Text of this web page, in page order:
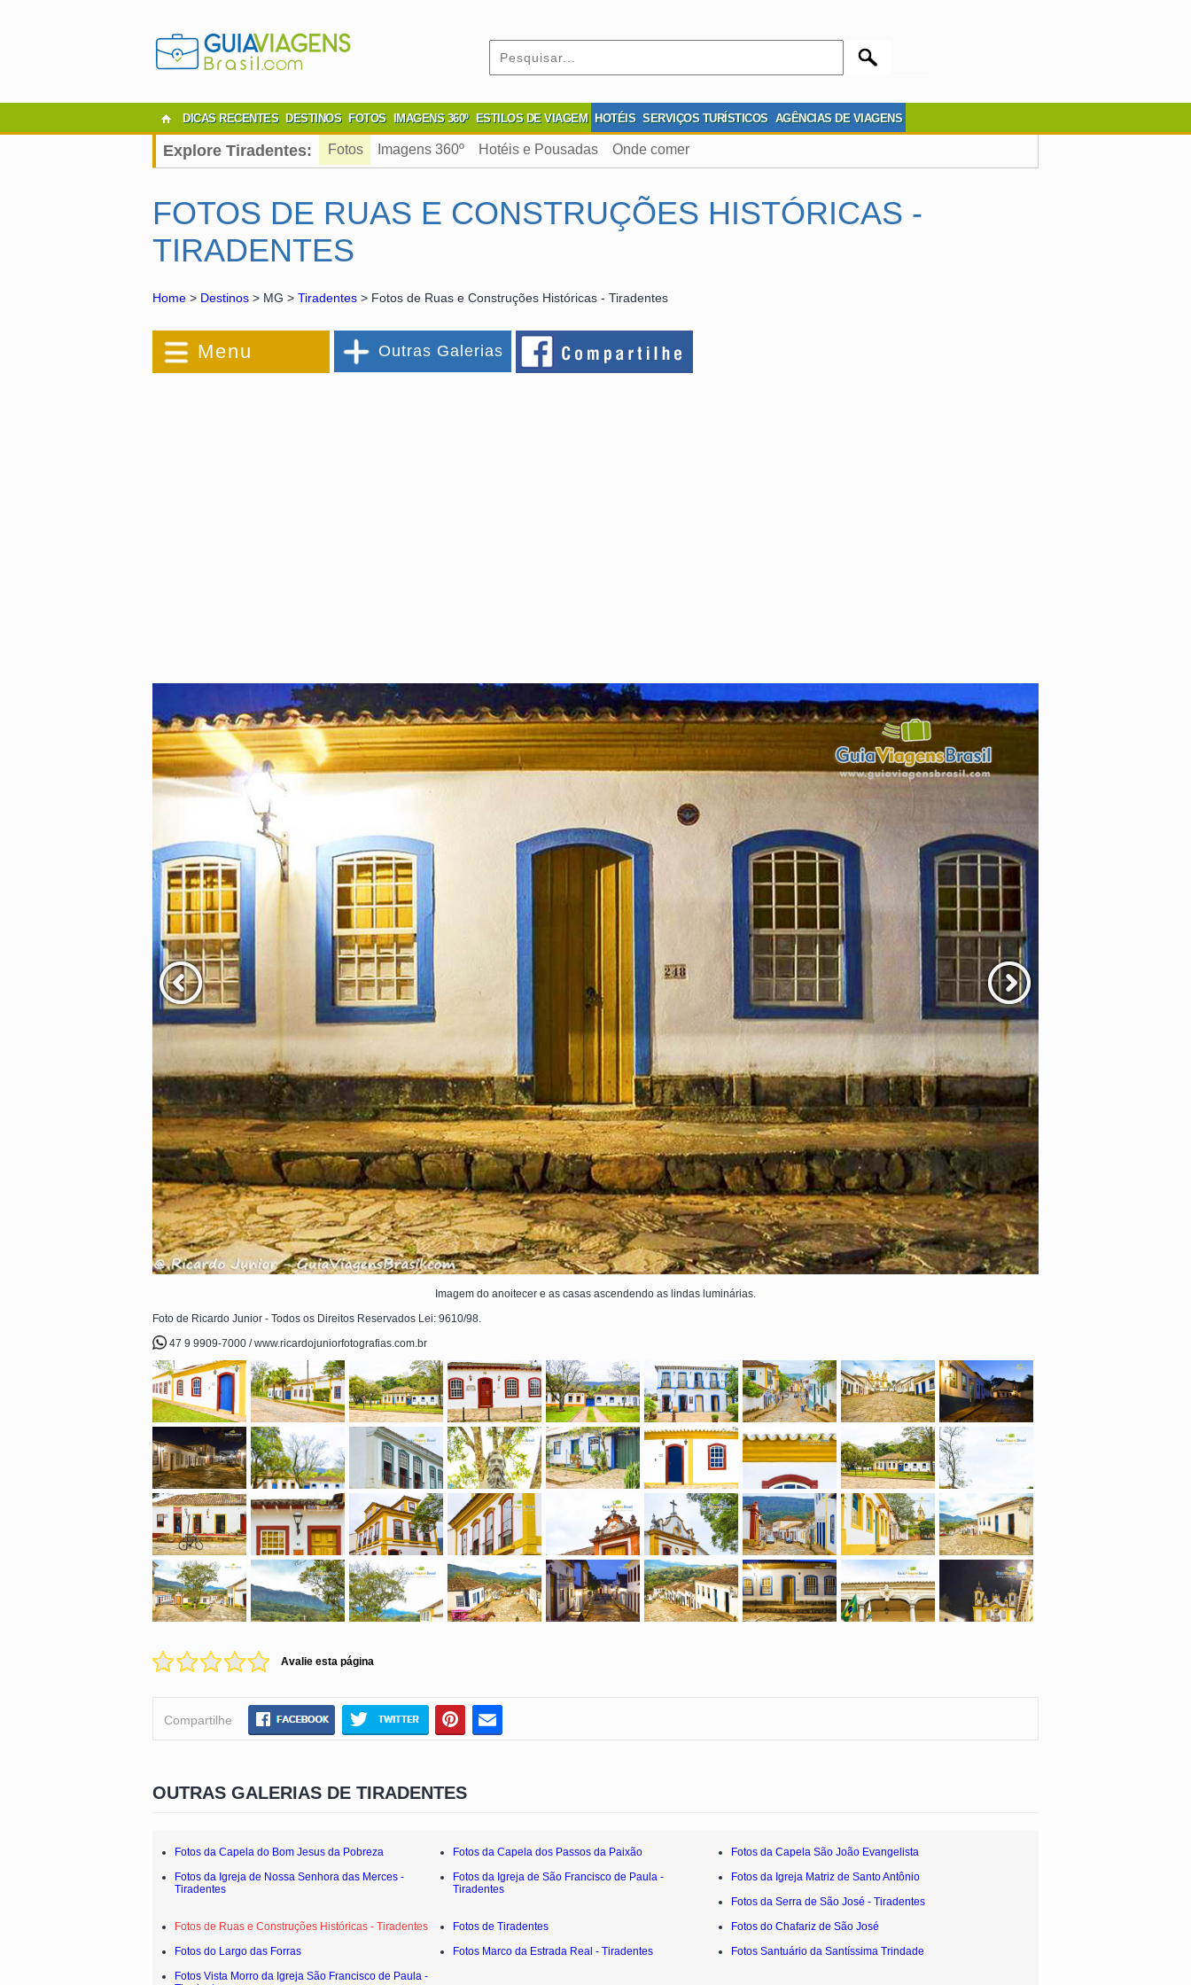
DICAS RECENTES DESTINOS FOTOS IMAGENS 360º ESTILOS DE VIAGEM HOTÉIS SERVIÇOS TURÍSTICOS AGÊNCIAS DE VIAGENS
Explore Tiradentes: Fotos Imagens 360º Hotéis e Pousadas Onde comer
FOTOS DE RUAS E CONSTRUÇÕES HISTÓRICAS -
TIRADENTES
Home > Destinos > MG > Tiradentes > Fotos de Ruas e Construções Históricas - Tiradentes
Menu Outras Galerias
Imagem do anoitecer e as casas ascendendo as lindas luminárias.
Foto de Ricardo Junior - Todos os Direitos Reservados Lei: 9610/98.
47 9 9909-7000 / www.ricardojuniorfotografias.com.br
Avalie esta página
Compartilhe
OUTRAS GALERIAS DE TIRADENTES
Fotos da Capela do Bom Jesus da Pobreza Fotos da Capela dos Passos da Paixão
Fotos da Capela São João Evangelista
Fotos da Igreja de Nossa Senhora das Merces -
Tiradentes
Fotos da Igreja de São Francisco de Paula -
Tiradentes
Fotos da Igreja Matriz de Santo Antônio
Fotos da Serra de São José - Tiradentes
Fotos de Ruas e Construções Históricas - Tiradentes
Fotos de Tiradentes
Fotos do Chafariz de São José
Fotos do Largo das Forras
Fotos Marco da Estrada Real - Tiradentes
Fotos Santuário da Santíssima Trindade
Fotos Vista Morro da Igreja São Francisco de Paula -